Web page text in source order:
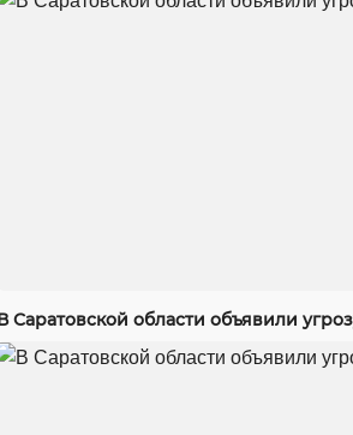
Саратовской области объявили